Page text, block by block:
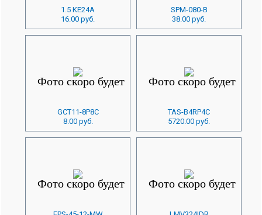
1.5 KE24A
16.00 руб.
SPM-080-B
38.00 руб.
GCT11-8P8C
8.00 руб.
TAS-B4RP4C
5720.00 руб.